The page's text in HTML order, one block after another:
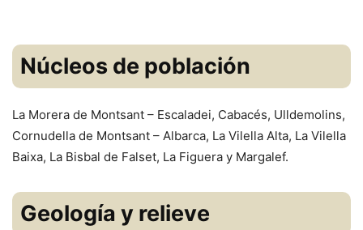
Núcleos de población
La Morera de Montsant – Escaladei, Cabacés, Ulldemolins,
Cornudella de Montsant – Albarca, La Vilella Alta, La Vilella
Baixa, La Bisbal de Falset, La Figuera y Margalef.
Geología y relieve